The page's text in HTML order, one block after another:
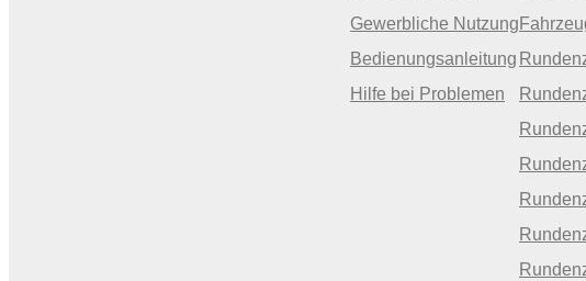
Gewerbliche Nutzung
Bedienungsanleitung
Hilfe bei Problemen